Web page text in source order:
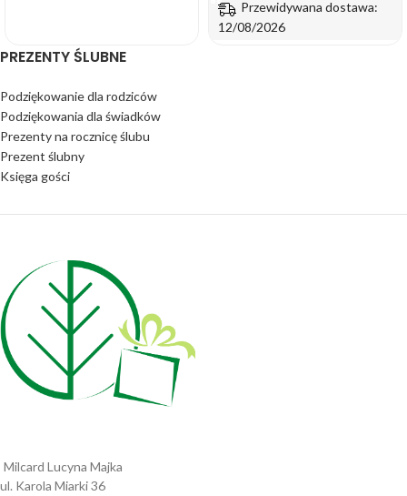
Przewidywana dostawa:
12/08/2026
PREZENTY ŚLUBNE
Podziękowanie dla rodziców
Podziękowania dla świadków
Prezenty na rocznicę ślubu
Prezent ślubny
Księga gości
Milcard Lucyna Majka
ul. Karola Miarki 36